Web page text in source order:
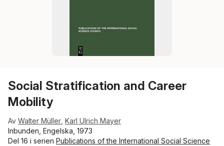
Social Stratification and Career
Mobility
Av Walter Müller Karl Ulrich Mayer
Inbunden, Engelska, 1973
Del 16 i serien Publications of the International Social Science